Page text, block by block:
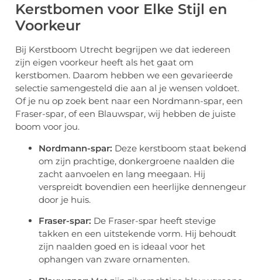
Kerstbomen voor Elke Stijl en
Voorkeur
Bij Kerstboom Utrecht begrijpen we dat iedereen
zijn eigen voorkeur heeft als het gaat om
kerstbomen. Daarom hebben we een gevarieerde
selectie samengesteld die aan al je wensen voldoet.
Of je nu op zoek bent naar een Nordmann-spar, een
Fraser-spar, of een Blauwspar, wij hebben de juiste
boom voor jou.
Nordmann-spar: Deze kerstboom staat bekend
om zijn prachtige, donkergroene naalden die
zacht aanvoelen en lang meegaan. Hij
verspreidt bovendien een heerlijke dennengeur
door je huis.
Fraser-spar: De Fraser-spar heeft stevige
takken en een uitstekende vorm. Hij behoudt
zijn naalden goed en is ideaal voor het
ophangen van zware ornamenten.